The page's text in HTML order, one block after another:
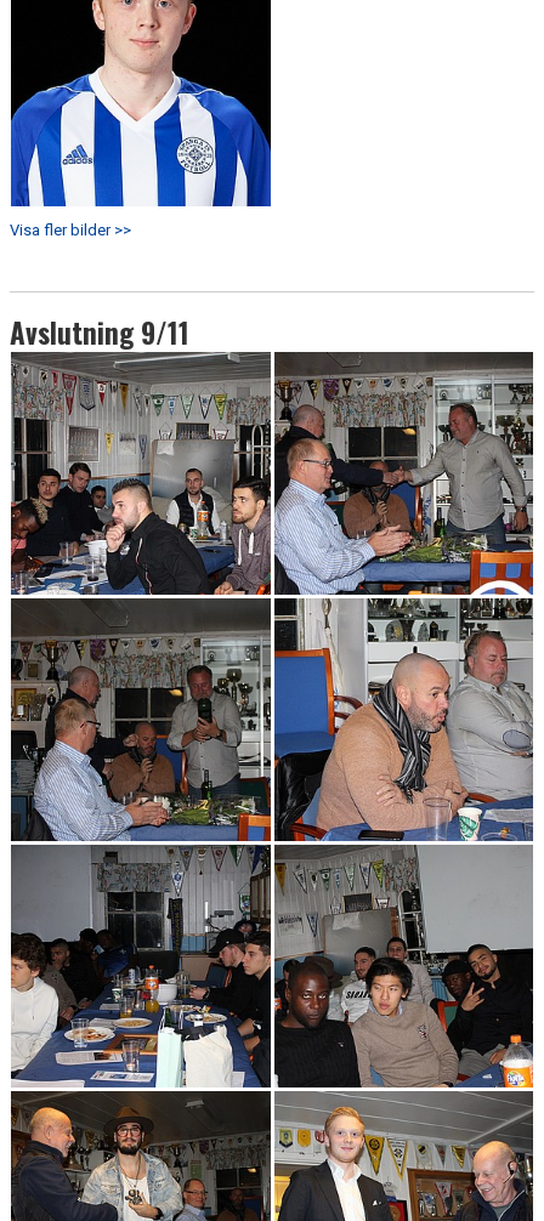
Visa fler bilder >>
Avslutning 9/11